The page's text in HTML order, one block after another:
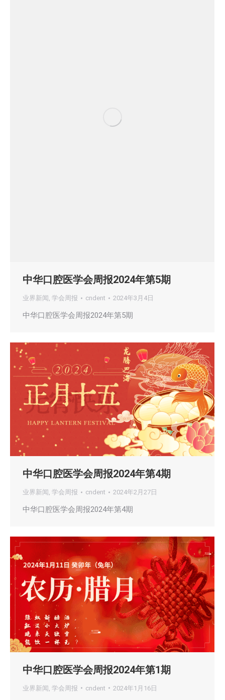
中华口腔医学会周报2024年第5期
业界新闻 , 学会周报 cndent 2024年3月4日
中华口腔医学会周报2024年第5期
中华口腔医学会周报2024年第4期
业界新闻 , 学会周报 cndent 2024年2月27日
中华口腔医学会周报2024年第4期
中华口腔医学会周报2024年第1期
业界新闻 学会周报 cndent 2024年1月16日